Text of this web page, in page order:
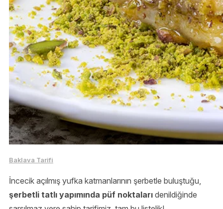
Baklava Tarifi
İncecik açılmış yufka katmanlarının şerbetle buluştuğu,
şerbetli tatlı yapımında püf noktaları denildiğinde